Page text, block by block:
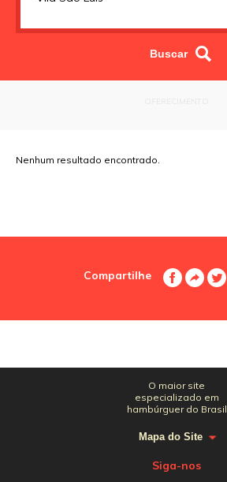
Nenhum resultado encontrado.
Compartilhe
O maior site
especializado em
hambúrguer do Brasil
Mapa do Site
Siga-nos